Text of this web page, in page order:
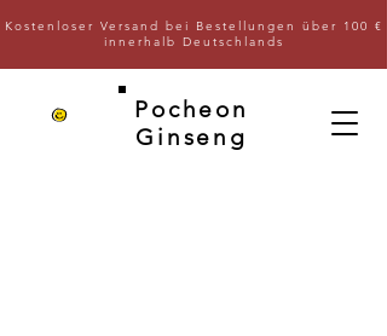
Kostenloser Versand bei Bestellungen über 100 €
innerhalb Deutschlands
Pocheon
Ginseng